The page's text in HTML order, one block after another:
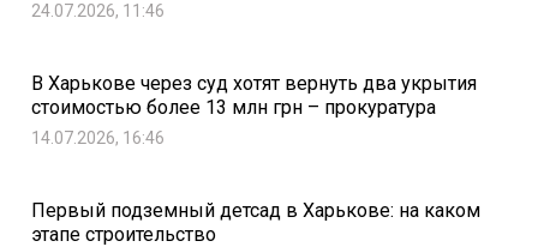
24.07.2026, 11:46
В Харькове через суд хотят вернуть два укрытия
стоимостью более 13 млн грн – прокуратура
14.07.2026, 16:46
Первый подземный детсад в Харькове: на каком
этапе строительство